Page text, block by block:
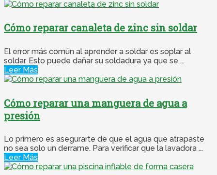
Cómo reparar canaleta de zinc sin soldar
El error más común al aprender a soldar es soplar al
soldar. Esto puede dañar su soldadura ya que se ...
Leer Más
Cómo reparar una manguera de agua a
presión
Lo primero es asegurarte de que el agua que atrapaste
no sea solo un derrame. Para verificar que la lavadora ...
Leer Más